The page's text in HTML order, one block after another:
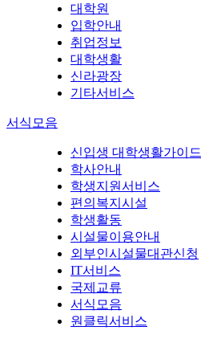
대학원
입학안내
취업정보
대학생활
신라광장
기타서비스
서식모음
신입생 대학생활가이드
학사안내
학생지원서비스
편의복지시설
학생활동
시설물이용안내
외부인시설물대관신청
IT서비스
국제교류
서식모음
원클릭서비스